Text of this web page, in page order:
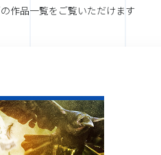
声優
作品一覧をご覧いただけます